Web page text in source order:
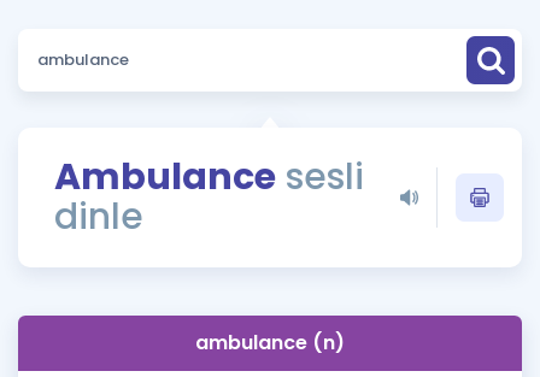
ÖSYM Sınav Takvimi
Kampanyalar
İngilizce Gramer
Ambulance sesli
dinle
ambulance (n)